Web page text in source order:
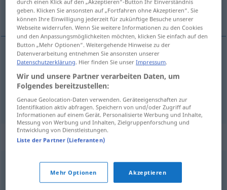
passa någon
Beispiele
jemandem genehmsein
passanågon
Synonyme für "genehm"
gefällig (sein), ,recht,passen
durch einen Klick auf den „Akzeptieren“-Button Ihr Einverständnis
geben. Klicken Sie ansonsten auf „Fortfahren ohne Akzeptieren“. Sie
können Ihre Einwilligung jederzeit für zukünftige Besuche unserer
Webseite widerrufen. Wenn Sie weitere Informationen zu den Cookies
und den Anpassungsmöglichkeiten möchten, klicken Sie einfach auf den
Button „Mehr Optionen“. Weitergehende Hinweise zu der
Datenverarbeitung entnehmen Sie ansonsten unserer
Datenschutzerklärung. Hier finden Sie unserImpressum.
Wir und unsere Partner verarbeiten Daten, um
Folgendes bereitzustellen:
Genaue Geolocation-Daten verwenden. Geräteeigenschaften zur
Identifikation aktiv abfragen. Speichern von und/oder Zugriff auf
Informationen auf einem Gerät. Personalisierte Werbung und Inhalte,
Messung von Werbung und Inhalten, Zielgruppenforschung und
Entwicklung von Dienstleistungen.
Liste der Partner (Lieferanten)
Mehr Optionen Akzeptieren